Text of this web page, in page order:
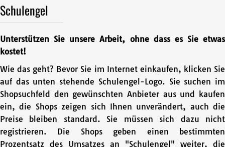
Schulengel
Unterstützen Sie unsere Arbeit, ohne dass es Sie etwas
kostet!
Wie das geht? Bevor Sie im Internet einkaufen, klicken Sie
auf das unten stehende Schulengel-Logo. Sie suchen im
Shopsuchfeld den gewünschten Anbieter aus und kaufen
ein, die Shops zeigen sich Ihnen unverändert, auch die
Preise bleiben standard. Sie müssen sich dazu nicht
registrieren. Die Shops geben einen bestimmten
Prozentsatz des Umsatzes an "Schulengel" weiter, die